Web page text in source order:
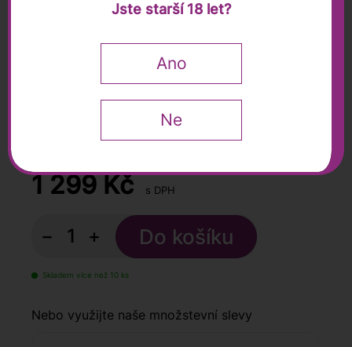
Valtellina Superiore
Grumello "Vigna Gess"
DOCG 2021, Dirupi,
1 299Kč s DPH
− +
Skladem více než 10 ks
Nebo využijte naše množstevní slevy
Jste starší 18 let?
Ano
Ne